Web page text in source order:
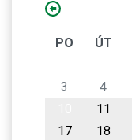
PO ÚT
3
4
11
17
18